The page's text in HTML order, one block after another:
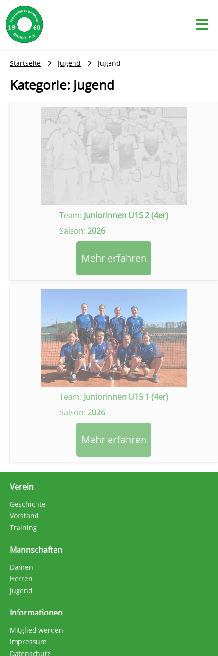
to
content
Startseite Jugend Jugend
Kategorie: Jugend
Team: Juniorinnen U15 2 (4er)
Saison: 2026
Mehr erfahren
Team: Juniorinnen U15 1 (4er)
Saison: 2026
Mehr erfahren
Verein
Geschichte
Vorstand
Training
Mannschaften
Damen
Herren
Jugend
Informationen
Mitglied werden
Impressum
Datenschutz